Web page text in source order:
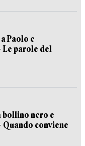
Paolo e
Le parole del
bollino nero e
Quando conviene